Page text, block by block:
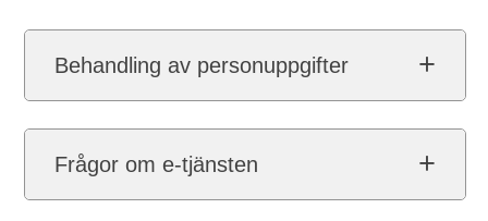
Behandling av personuppgifter
Frågor om e-tjänsten